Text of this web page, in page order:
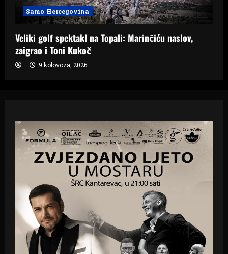
Samo Hercegovina
Veliki golf spektakl na Topali: Marinčiću naslov,
zaigrao i Toni Kukoč
9 kolovoza, 2026